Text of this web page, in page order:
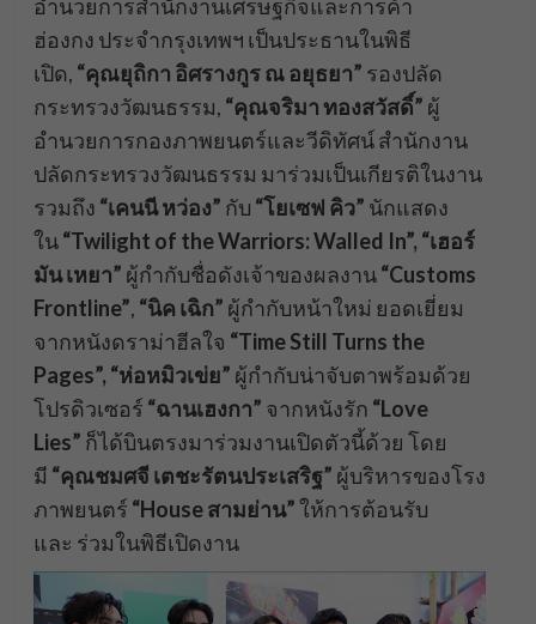
อำนวยการสำนักงานเศรษฐกิจและการค้า
ฮ่องกง ประจำกรุงเทพฯ เป็นประธานในพิธี
เปิด, “คุณยุถิกา อิศรางกูร ณ อยุธยา” รองปลัด
กระทรวงวัฒนธรรม, “คุณจริมา ทองสวัสดิ์” ผู้
อำนวยการกองภาพยนตร์และวีดิทัศน์ สำนักงาน
ปลัดกระทรวงวัฒนธรรม มาร่วมเป็นเกียรติในงาน
รวมถึง “เคนนี หว่อง” กับ “โยเซฟ คิว” นักแสดง
ใน“Twilight of the Warriors: Walled In”, “เฮอร์
มัน เหยา” ผู้กำกับชื่อดังเจ้าของผลงาน“Customs
Frontline”, “นิค เฉิก” ผู้กำกับหน้าใหม่ ยอดเยี่ยม
จากหนังดราม่าฮีลใจ “Time Still Turns the
Pages”, “ห่อหมิวเข่ย” ผู้กำกับน่าจับตาพร้อมด้วย
โปรดิวเซอร์ “ฉานเฮงกา” จากหนังรัก “Love
Lies” ก็ได้บินตรงมาร่วมงานเปิดตัวนี้ด้วย โดย
มี “คุณชมศจี เตชะรัตนประเสริฐ” ผู้บริหารของโรง
ภาพยนตร์ “Houseสามย่าน”ให้การต้อนรับ
และ ร่วมในพิธีเปิดงาน